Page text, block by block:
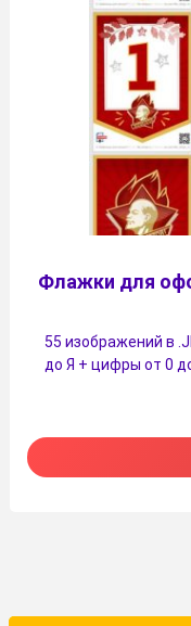
Флажки для
55 изображений в
до Я + цифры от 0